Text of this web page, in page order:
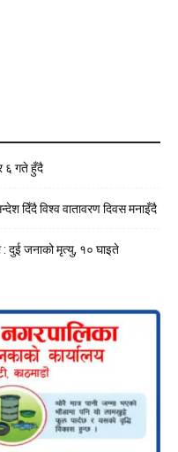
६ गते हुँदै
दिँदै विश्व वातावरण दिवस मनाइँदै
: दुई जनाको मृत्यु, १० घाइते